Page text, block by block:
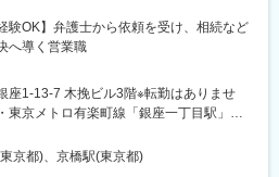
験OK】弁護士から依頼を受け、相続など
へ導く営業職
座1-13-7 木挽ビル3階※転勤はありませ
東京メトロ有楽町線「銀座一丁目駅」よ
草線「宝町駅」より徒歩4分・東京メト
徒歩4分・東京メトロ銀座線・丸の内線・
京都)、京橋駅(東京都)